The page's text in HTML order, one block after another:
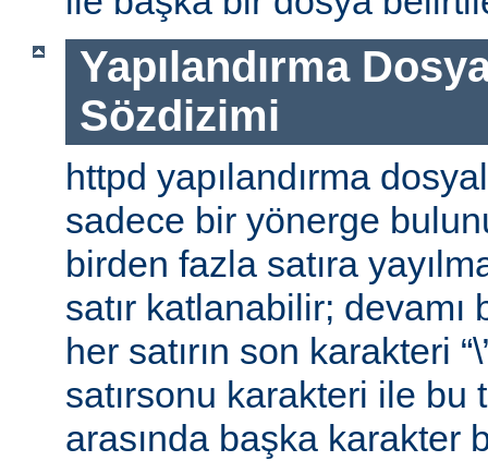
Yapılandırma
Sözdizimi
httpd yapılandırma
sadece bir yönerge
birden fazla satıra
satır katlanabilir; devamı
her satırın son karakteri
satırsonu karakteri ile bu
arasında başka karakter